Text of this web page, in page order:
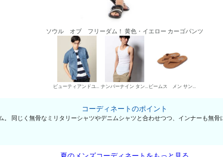
ソウル オブ フリーダム！ 黄色・イエロー カーゴパンツ
ビューティアンドユース ユナイテッドアローズ デニムシャツ ナンバーナイン タンクトップ ビームス メン サンダル
コーディネートのポイント
同じく無骨なミリタリーシャツやデニムシャツと合わせつつ、インナーも無